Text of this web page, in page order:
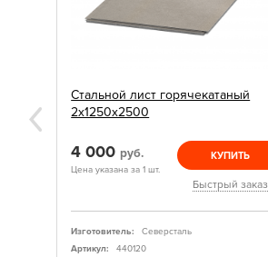
Стальной лист горячекатаный
2х1250х2500
4 000 руб.
Цена указана за 1 шт.
КУПИТЬ
Быстрый заказ
Изготовитель:
Северсталь
Артикул:
440120